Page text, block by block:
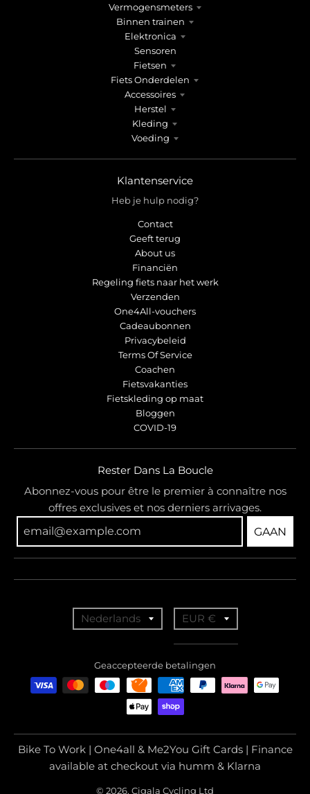
Vermogensmeters
Binnen trainen
Elektronica
Sensoren
Fietsen
Fiets Onderdelen
Accessoires
Herstel
Kleding
Voeding
Klantenservice
Heb je hulp nodig?
Contact
Geeft terug
About us
Financiën
Regeling fiets naar het werk
Verzenden
One4All-vouchers
Cadeaubonnen
Privacybeleid
Terms Of Service
Coachen
Fietsvakanties
Fietskleding op maat
Bloggen
COVID-19
Rester Dans La Boucle
Abonnez-vous pour être le premier à connaître nos
offres exclusives et nos derniers arrivages.
GAAN
n
a
t
Nederlands
a
n
s
l
a
t
EUR €
Geaccepteerde betalingen
Bike To Work | One4all & Me2You Gift Cards | Finance
available at checkout via humm & Klarna
© 2026, Cigala Cycling Ltd